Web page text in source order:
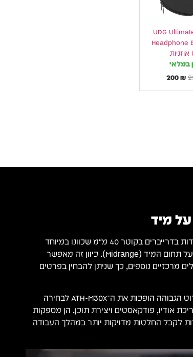
UDG
Headphone
אוזניות
במלאי
₪
200
מיד
ה־Audio-Technica ATH-M30x מצוידות בדרייברים בקוטר 40 מ"מ שכוונו במיוחד
להפקת צליל מאוזן ומדויק, עם דגש על תחום המיד (Midrange). כיוון זה מאפשר
מרכזיים נוספים, כך שניתן להבחין בפרטים
תגובת התדרים המאוזנת ורמת הפירוט הגבוהה הופכות את ה־ATH-M30x לבחירה
אודיו, פודקאסטים ויצירת תוכן. הן מספקות
לקבל החלטות מדויקות יותר במהלך העבודה